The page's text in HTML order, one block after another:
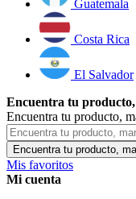
Guatemala
Costa Rica
El Salvador
Encuentra tu
Encuentra tu producto,
Encuentra tu producto,
Mis favoritos
Mi cuenta